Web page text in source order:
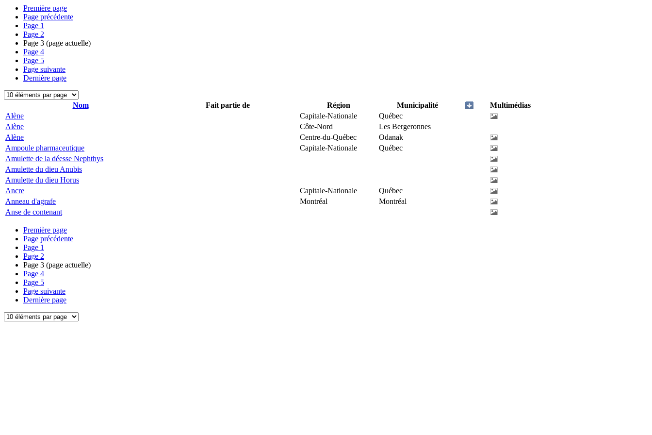
Première page
Page précédente
Page 1
Page 2
Page 3 (page actuelle)
Page 4
Page 5
Page suivante
Dernière page
Nom Fait partie de Région Municipalité
Multimédias
Alène
Capitale-Nationale
Québec
Alène
Côte-Nord
Les Bergeronnes
Alène
Centre-du-Québec
Odanak
Ampoule pharmaceutique
Capitale-Nationale
Québec
Amulette de la déesse Nephthys
Amulette du dieu Anubis
Amulette du dieu Horus
Ancre
Capitale-Nationale
Québec
Anneau d'agrafe
Montréal
Montréal
Anse de contenant
Première page
Page précédente
Page 1
Page 2
Page 3 (page actuelle)
Page 4
Page 5
Page suivante
Dernière page